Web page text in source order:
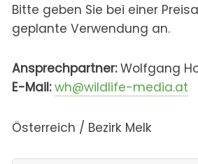
Bitte geben Sie bei einer
geplante Verwendung an.
Ansprechpartner:Wolfgang
E-Mail: wh@wildlife-media.at
Österreich / Bezirk Melk